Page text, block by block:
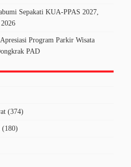
Sepakati KUA-PPAS 2027,
Program Parkir Wisata
PAD
(374)
(180)